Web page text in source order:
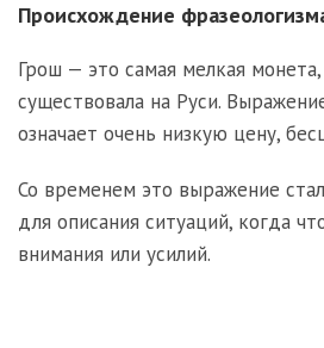
Происхождение
Грош — это самая мелкая
существовала на Руси.
означает очень низкую цену,
Со временем это выражение
для описания ситуаций, когда
внимания или усилий.